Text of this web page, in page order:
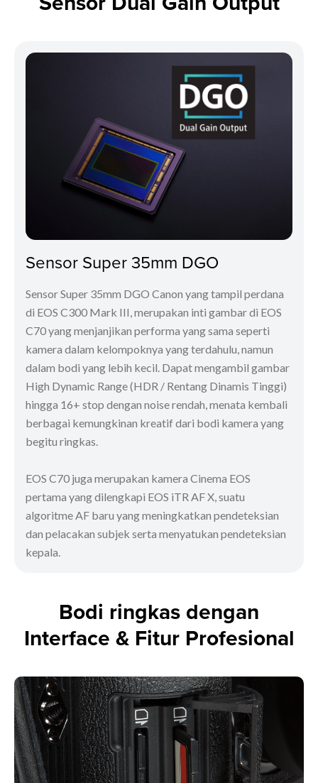
Sensor Super 35mm DGO
Sensor Super 35mm DGO Canon yang tampil perdana
di EOS C300 Mark III, merupakan inti gambar di EOS
C70 yang menjanjikan performa yang sama seperti
kamera dalam kelompoknya yang terdahulu, namun
dalam bodi yang lebih kecil. Dapat mengambil gambar
High Dynamic Range (HDR / Rentang Dinamis Tinggi)
hingga 16+ stop dengan noise rendah, menata kembali
berbagai kemungkinan kreatif dari bodi kamera yang
begitu ringkas.
EOS C70 juga merupakan kamera Cinema EOS
pertama yang dilengkapi EOS iTR AF X, suatu
algoritme AF baru yang meningkatkan pendeteksian
dan pelacakan subjek serta menyatukan pendeteksian
kepala.
Bodi ringkas dengan
Interface & Fitur Profesional